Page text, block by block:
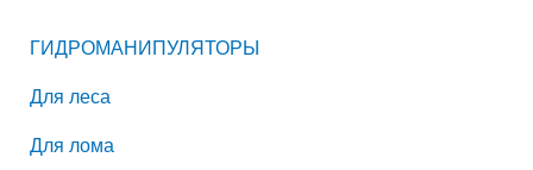
ГИДРОМАНИПУЛЯТОРЫ
Для леса
Для лома